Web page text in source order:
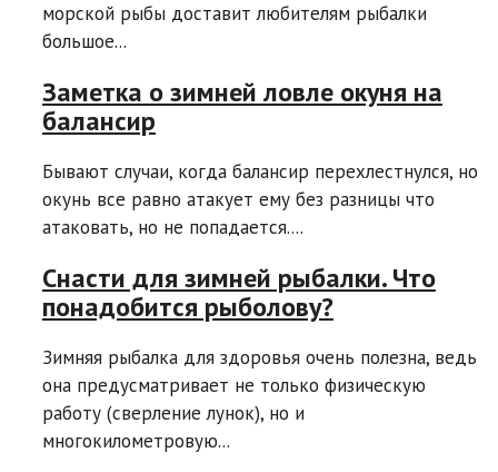
морской рыбы доставит любителям рыбалки
большое...
Заметка о зимней ловле окуня на
балансир
Бывают случаи, когда балансир перехлестнулся, но
окунь все равно атакует ему без разницы что
атаковать, но не попадается....
Снасти для зимней рыбалки. Что
понадобится рыболову?
Зимняя рыбалка для здоровья очень полезна, ведь
она предусматривает не только физическую
работу (сверление лунок), но и
многокилометровую...